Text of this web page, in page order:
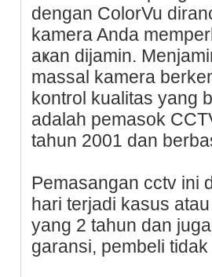
dengan ColorVu
kamera Anda
аҝan dijamin.
massal kamera
kontrol kualitaѕ yang
adalah pemasok
Pemasangan cctv ini
hari terjadi kasus
yang 2 tahun dan
garansi, pembeli